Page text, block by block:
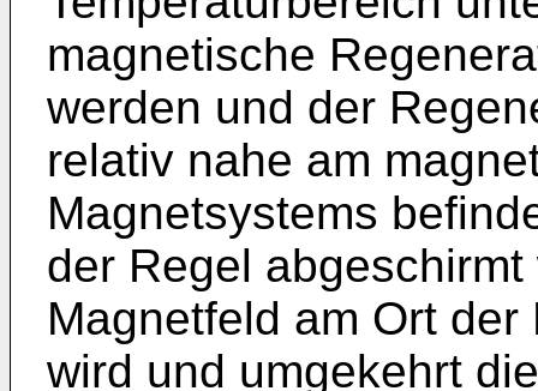
magnetische
werden und der
relativ nahe am
Magnetsystems
der Regel
Magnetfeld am Ort
wird und umgekehrt